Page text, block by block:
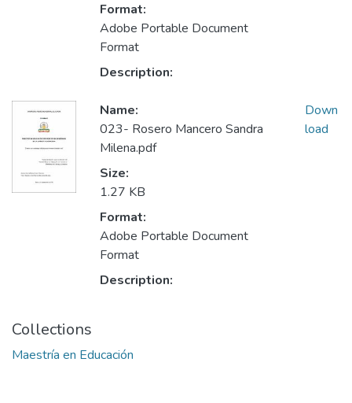
Format:
Adobe Portable Document
Format
Description:
Name:
023- Rosero Mancero Sandra
Milena.pdf
Size:
1.27 KB
Format:
Adobe Portable Document
Format
Description:
Down
load
Collections
Maestría en Educación